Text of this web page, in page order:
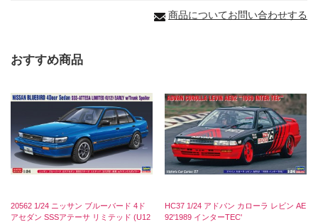
商品についてお問い合わせする
おすすめ商品
20562 1/24 ニッサン ブルーバード 4ド
アセダン SSSアテーサ リミテッド (U12
HC37 1/24 アドバン カローラ レビン AE
92'1989 インターTEC'